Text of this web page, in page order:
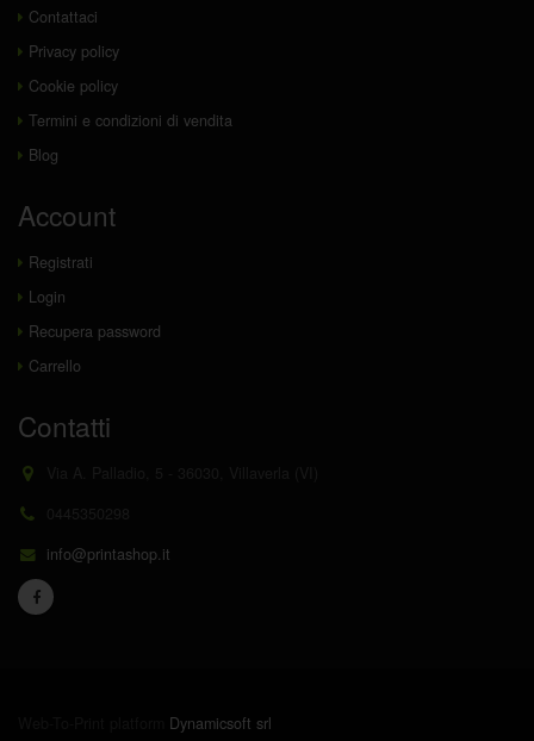
Contattaci
Privacy policy
Cookie policy
Termini e condizioni di vendita
Blog
Account
Registrati
Login
Recupera password
Carrello
Contatti
info@printashop.it
Dynamicsoft srl